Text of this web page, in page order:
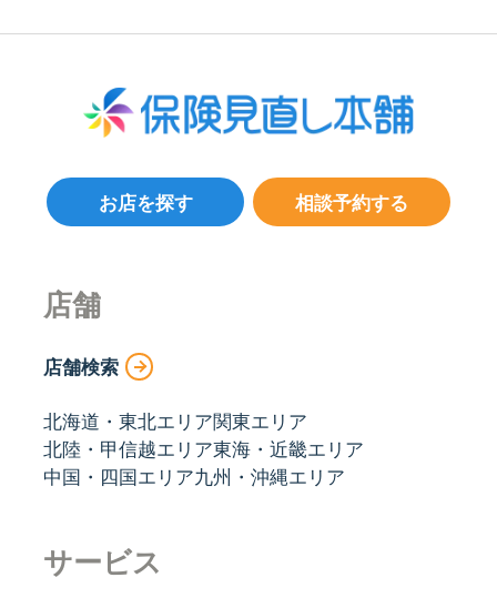
相談予約する
お店を探す
店舗
店舗検索
北海道・東北エリア関東エリア
北陸・甲信越エリア東海・近畿エリア
中国・四国エリア九州・沖縄エリア
サービス